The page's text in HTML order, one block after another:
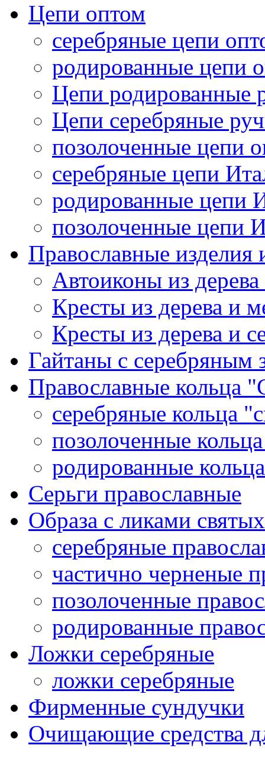
Цепи оптом
серебряные цепи
родированные цепи
Цепи родированные
Цепи серебряные
позолоченные цепи
серебряные цепи
родированные цепи
позолоченные цепи
Православные изделия
Автоиконы из
Кресты из дерева и
Кресты из дерева и
Гайтаны с серебряным
Православные кольца
серебряные кольца
позолоченные
родированные
Серьги православные
Образа с ликами святых
серебряные
частично черненые
позолоченные
родированные
Ложки серебряные
ложки серебряные
Фирменные сундучки
Очищающие средства